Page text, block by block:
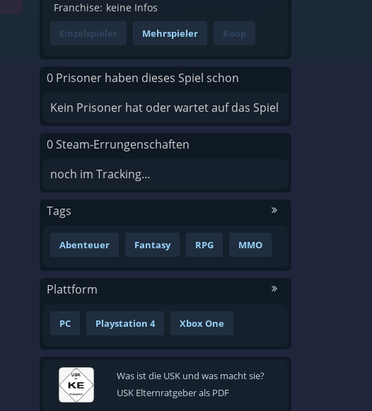
Franchise: keine Infos
Einzelspieler Mehrspieler Koop
0 Prisoner haben dieses Spiel schon
Kein Prisoner hat oder wartet auf das Spiel
0 Steam-Errungenschaften
noch im Tracking...
Tags
Abenteuer Fantasy RPG MMO
Plattform
PC Playstation 4 Xbox One
Was ist die USK und was macht sie?
USK Elternratgeber als PDF